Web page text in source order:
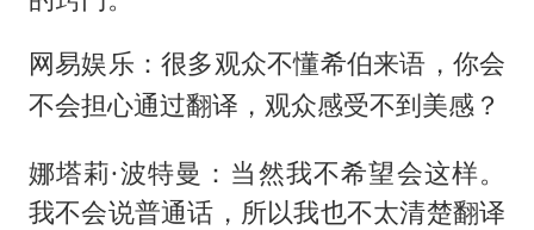
网易娱乐：很多观众不懂希伯来语，你会
不会担心通过翻译，观众感受不到美感？
娜塔莉·波特曼：当然我不希望会这样。
我不会说普通话，所以我也不太清楚翻译